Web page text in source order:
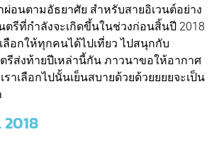
อนตามอัธยาศัย สำหรับสายอิเวนต์อย่าง
ตรีที่กำลังจะเกิดขึ้นในช่วงก่อนสิ้นปี 2018
ลือกให้ทุกคนได้ไปเที่ยว ไปสนุกกับ
รีส่งท้ายปีเหล่านี้กัน ภาวนาขอให้อากาศ
าเลือกไปนั้นเย็นสบายด้วยด้วยยยยจะเป็น